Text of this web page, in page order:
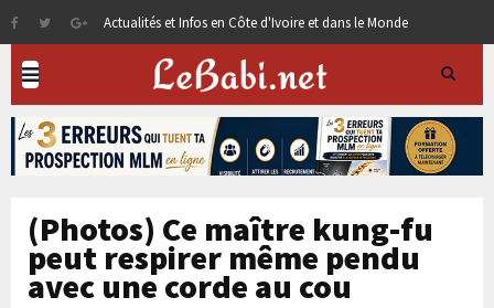
Actualités et Infos en Côte d'Ivoire et dans le Monde
(Photos) Ce maître kung-fu
peut respirer même pendu
avec une corde au cou